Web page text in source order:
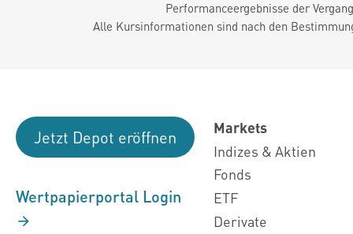
Performanceergebnisse der
Alle Kursinformationen sind nach den
Jetzt Depot eröffnen
Wertpapierportal Login
Markets
Indizes & Aktien
Fonds
ETF
Derivate